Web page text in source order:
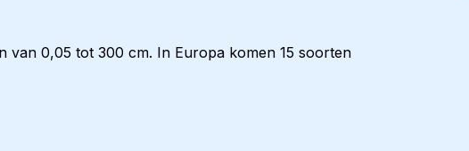
van 0,05 tot 300 cm. In Europa komen 15 soorten